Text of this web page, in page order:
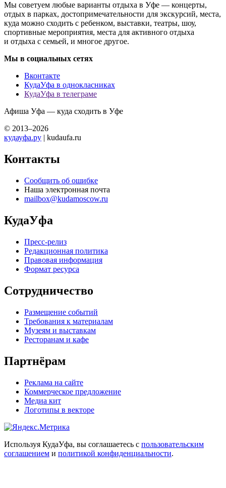
Мы советуем любые варианты отдыха в Уфе — концерты,
отдых в парках, достопримечательности для экскурсий, места,
куда можно сходить с ребенком, выставки, театры, шоу,
спортивные мероприятия, места для активного отдыха
и отдыха с семьей, и многое другое.
Мы в социальных сетях
Вконтакте
КудаУфа в однокласниках
КудаУфа в телеграме
Афиша Уфа — куда сходить в Уфе
© 2013–2026
кудауфа.ру | kudaufa.ru
Контакты
Сообщить об ошибке
Наша электронная почта
mailbox@kudamoscow.ru
КудаУфа
Пресс-релиз
Редакционная политика
Правовая информация
Формат ресурса
Сотрудничество
Размещение событий
Требования к материалам
Музеям и выставкам
Ресторанам и кафе
Партнёрам
Реклама на сайте
Коммерческое предложение
Медиа кит
Логотипы в векторе
Используя КудаУфа, вы соглашаетесь с пользовательским
соглашением и политикой конфиденциальности.